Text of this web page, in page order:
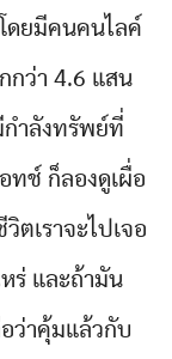
โดยมีคนคนไลค์
กว่า 4.6 แสน
กำลังทรัพย์ที่
ทช์ ก็ลองดูเผื่อ
ตเราจะไปเจอ
ร่ และถ้ามัน
อว่าคุ้มแล้วกับ